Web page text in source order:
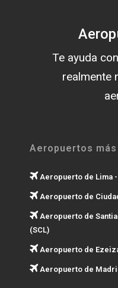
Te ayuda
realmente
Aeropuertos
Aeropuerto de Lima
Aeropuerto de
Aeropuerto de
(SCL)
Aeropuerto de
Aeropuerto de